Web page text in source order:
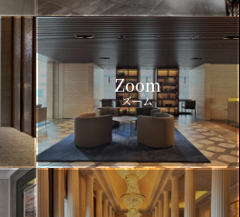
Zoom
ズーム